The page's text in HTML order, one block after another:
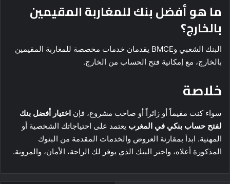
ما هو أفضل بنك للمغاربة المقيمين
بالخارج؟
البنك الشعبي وBMCE يقدمان خدمات مخصصة للمغاربة المقيمين
بالخارج، مع إمكانية فتح الحساب من الخارج.
خلاصة
سواء كنت مقيماً أو زائراً أو صاحب مشروع، فإن اختيار أفضل بنك
لفتح حساب بنكي في المغرب يعتمد على احتياجاتك الشخصية أو
المهنية. ابدأ بمقارنة العروض والخدمات المقدمة من البنوك
المذكورة أعلاه، واختر البنك الذي يوفر لك الراحة، الأمان، والمرونة.